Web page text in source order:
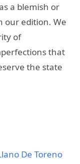
a blemish or
our edition. We
of
that
the state
De Toreno